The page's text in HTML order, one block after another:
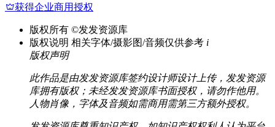
获得企业商用授权
版权所有 ©发发资源库
版权说明 相关字体/摄影图/音频仅供参考 i
版权声明
此作品是由发发资源库签约设计师设计上传，发发资源
库拥有版权；未经发发资源库书面授权，请勿作他用。
人物肖像，字体及音频如需商用需第三方额外授权。